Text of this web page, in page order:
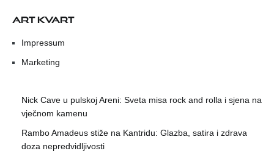
ART KVART
Impressum
Marketing
Nick Cave u pulskoj Areni: Sveta misa rock and rolla i sjena na
vječnom kamenu
Rambo Amadeus stiže na Kantridu: Glazba, satira i zdrava
doza nepredvidljivosti